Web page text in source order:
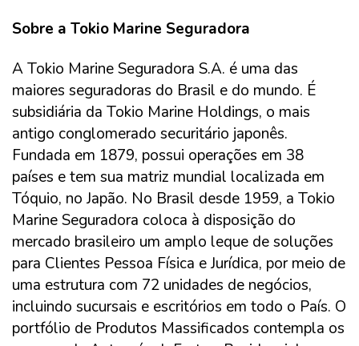
Sobre a Tokio Marine Seguradora
A Tokio Marine Seguradora S.A. é uma das
maiores seguradoras do Brasil e do mundo. É
subsidiária da Tokio Marine Holdings, o mais
antigo conglomerado securitário japonês.
Fundada em 1879, possui operações em 38
países e tem sua matriz mundial localizada em
Tóquio, no Japão. No Brasil desde 1959, a Tokio
Marine Seguradora coloca à disposição do
mercado brasileiro um amplo leque de soluções
para Clientes Pessoa Física e Jurídica, por meio de
uma estrutura com 72 unidades de negócios,
incluindo sucursais e escritórios em todo o País. O
portfólio de Produtos Massificados contempla os